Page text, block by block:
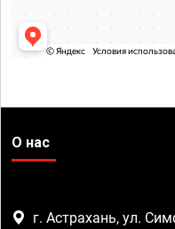
О нас
г. Астрахань, ул.